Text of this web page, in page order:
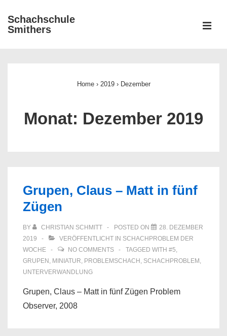
Zum
Inhalt
Schachschule
Smithers
Home › 2019 › Dezember
Monat: Dezember 2019
Grupen, Claus – Matt in fünf
Zügen
BY CHRISTIAN SCHMITT POSTED ON
28. DEZEMBER
2019
VERÖFFENTLICHT IN SCHACHPROBLEM DER
WOCHE
NO COMMENTS TAGGED WITH #5,
GRUPEN , MINIATUR, PROBLEMSCHACH , SCHACHPROBLEM ,
UNTERVERWANDLUNG
Grupen, Claus – Matt in fünf Zügen Problem
Observer, 2008